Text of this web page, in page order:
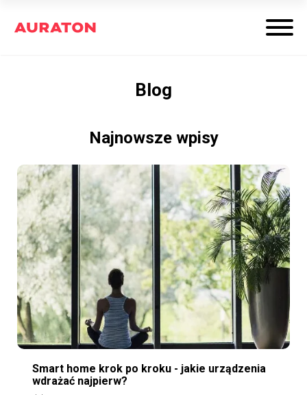
Blog
Najnowsze wpisy
Smart home krok po kroku - jakie urządzenia
wdrażać najpierw?